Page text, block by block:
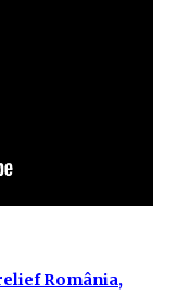
România,